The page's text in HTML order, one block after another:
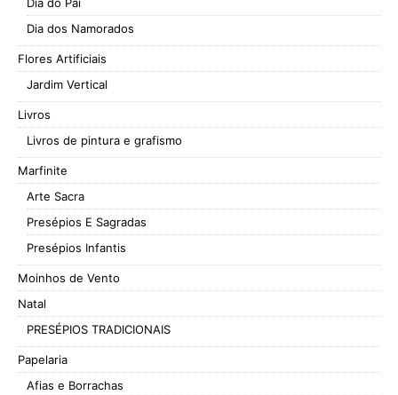
Dia dos Namorados
Flores Artificiais
Jardim Vertical
Livros
Livros de pintura e grafismo
Marfinite
Arte Sacra
Presépios E Sagradas
Presépios Infantis
Moinhos de Vento
Natal
PRESÉPIOS TRADICIONAIS
Papelaria
Afias e Borrachas